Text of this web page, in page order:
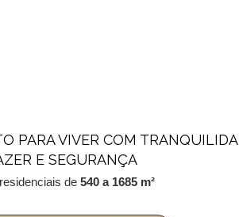
PARA VIVER COM
E SEGURANÇA
de 540 a 1685 m²